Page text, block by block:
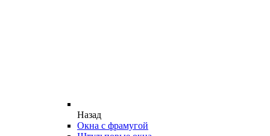
Назад
Окна с фрамугой